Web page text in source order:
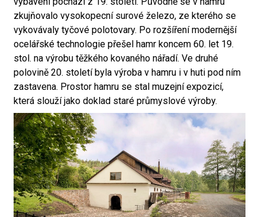
zkujňovalo vysokopecní surové železo, ze kterého se
vykovávaly tyčové polotovary. Po rozšíření modernější
ocelářské technologie přešel hamr koncem 60. let 19.
stol. na výrobu těžkého kovaného nářadí. Ve druhé
polovině 20. století byla výroba v hamru i v huti pod ním
zastavena. Prostor hamru se stal muzejní expozicí,
která slouží jako doklad staré průmyslové výroby.